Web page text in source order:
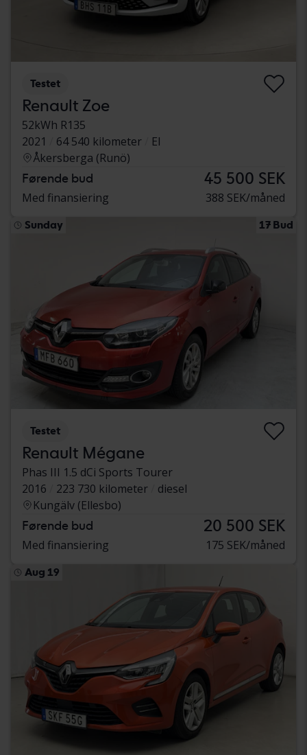
Testet
Renault Zoe
52kWh R135
2021
64 540 kilometer
El
Åkersberga (Runö)
Førende bud 45 500 SEK
Med finansiering 388 SEK/måned
Sunday 17 Bud
Testet
Renault Mégane
Phas III 1.5 dCi Sports Tourer
2016
223 730 kilometer
diesel
Kungälv (Ellesbo)
Førende bud 20 500 SEK
Med finansiering 175 SEK/måned
Aug 19